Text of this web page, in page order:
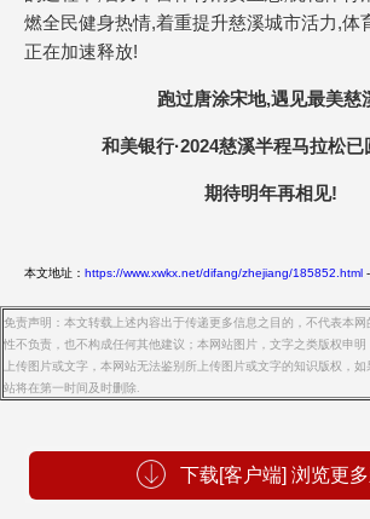
燃全民健身热情,着重提升慈溪城市活力,体
正在加速释放!
跑过唐涂宋地,遇见最美慈
和美银行·2024慈溪半程马拉松已
期待明年再相见!
本文地址： https://www.xwkx.net/difang/zhejiang/185852.html
免责声明：本文转载上述内容出于传递更多信息之目的，不代表本
性不负责，也不构成任何其他建议；本网站图片，文字之类版权申
上传图片或文字，本网站无法鉴别所上传图片或文字的知识版权，
站将在第一时间及时删除.
下载[客户端] 浏览更